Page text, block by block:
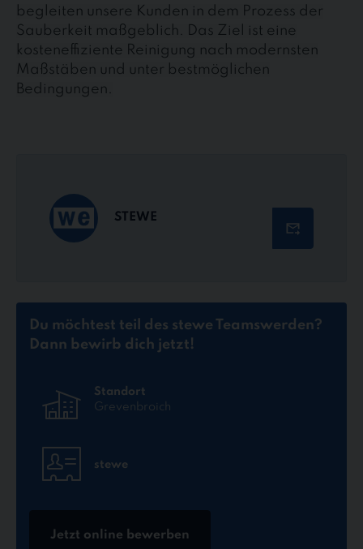
begleiten unsere Kunden in dem Prozess der
Sauberkeit maßgeblich. Das Ziel ist eine
kosteneffiziente Reinigung nach modernsten
Maßstäben und unter bestmöglichen
Bedingungen.
STEWE
Du möchtest teil des stewe Teamswerden?
Dann bewirb dich jetzt!
Standort
Grevenbroich
stewe
Jetzt online bewerben